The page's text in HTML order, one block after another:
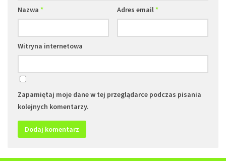
Nazwa * Adres email*
Witryna internetowa
Zapamiętaj moje dane w tej przeglądarce podczas pisania
kolejnych komentarzy.